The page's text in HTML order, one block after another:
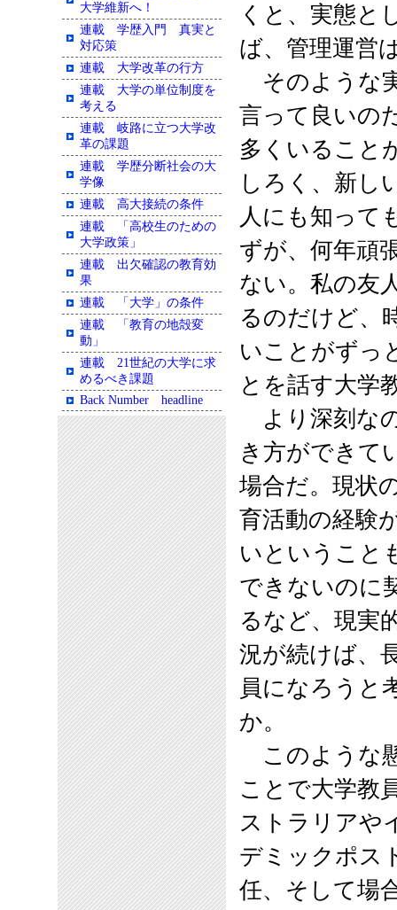
くと、実態と
ば、管理運営
そのような
言って良いの
多くいること
しろく、新し
人にも知って
ずが、何年頑
ない。私の友
るのだけど、
いことがずっ
とを話す大学
より深刻な
き方ができて
場合だ。現状
育活動の経験
いということ
できないのに
るなど、現実
況が続けば、
員になろうと
か。
このような
ことで大学教
ストラリアや
デミックポス
任、そして場
大学維新へ！
連載 学歴入門 真実と
対応策
連載 大学改革の行方
連載 大学の単位制度を
考える
連載 岐路に立つ大学改
革の課題
連載 学歴分断社会の大
学像
連載 高大接続の条件
連載 「高校生のための
大学政策」
連載 出欠確認の教育効
果
連載 「大学」の条件
連載 「教育の地殻変
動」
連載 21世紀の大学に求
めるべき課題
Back Number headline